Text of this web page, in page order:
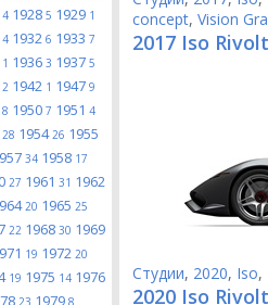
4 1928 5 1929 1
4 1932 6 1933 7
1 1936 3 1937 5
2 1942 1 1947 9
8 1950 7 1951 4
28 195426 1955
34 1958 17
27 1961 31 1962
20 1965 25
22 1968 30 1969
19 1972 20
19 1975 14 1976
23 1979 8
concept, Vision
2017 Iso
Студии, 2020, Iso,
2020 Iso